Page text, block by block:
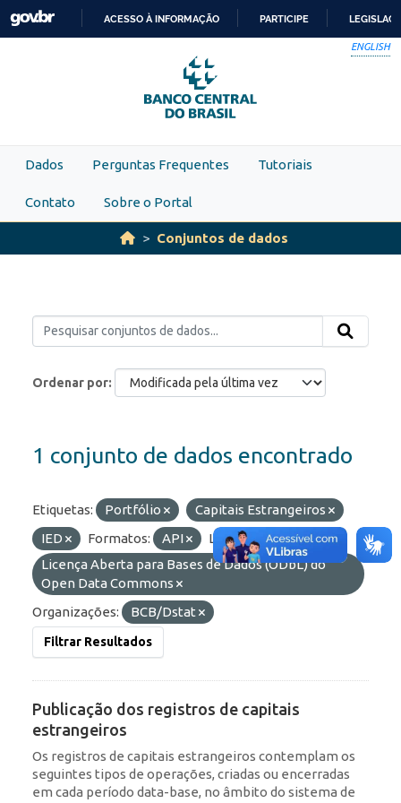
Skip to main content
PARA
O
CONTEÚDO
ACESSO À INFORMAÇÃO PARTICIPE
ENGLISH
Dados Perguntas Frequentes Tutoriais
Contato Sobre o Portal
Conjuntos de dados
Ordenar por
1 conjunto de dados encontrado
Etiquetas: Portfólio
Capitais Estrangeiros
IED
Formatos: API
Licenças:
Licença Aberta para Bases de Dados (ODbL) do
Open Data Commons
Organizações:
BCB/Dstat
Filtrar Resultados
Publicação dos registros de capitais
estrangeiros
Os registros de capitais estrangeiros contemplam os
seguintes tipos de operações, criadas ou encerradas
em cada período data-base, no âmbito do sistema de